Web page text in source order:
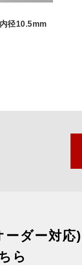
径10.5mm
ーダー対
ら